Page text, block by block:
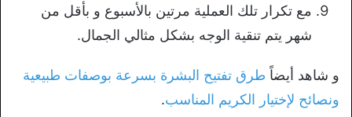
مع تكرار تلك العملية مرتين بالأسبوع و بأقل من
شهر يتم تنقية الوجه بشكل مثالي الجمال.
و شاهد أيضاً طرق تفتيح البشرة بسرعة بوصفات طبيعية
ونصائح لإختيار الكريم المناسب.